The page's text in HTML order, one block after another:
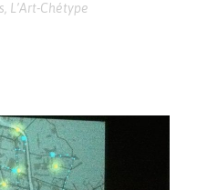
L’Art-Chétype